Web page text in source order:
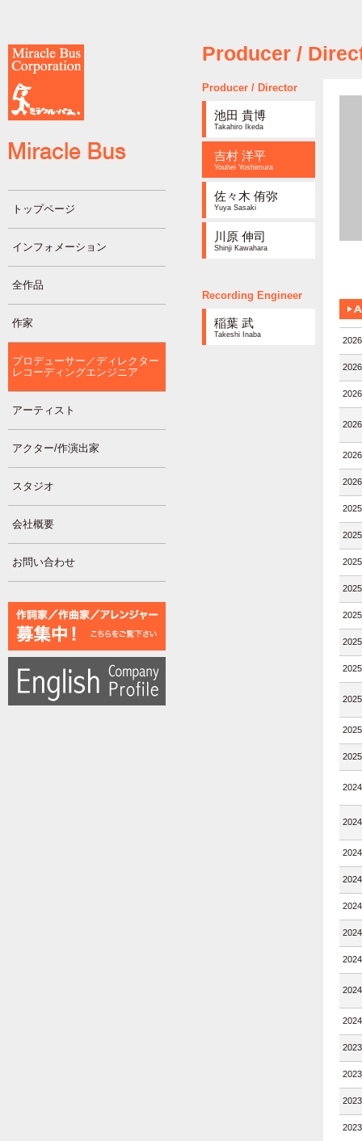
トップページ
インフォメーション
全作品
作家
プロデューサー／ディレクター
レコーディングエンジニア
アーティスト
アクター/作演出家
スタジオ
会社概要
お問い合わせ
Producer /
Producer / Director
池田 貴博
Takahiro Ikeda
吉村 洋平
Youhei Yoshimura
佐々木 侑弥
Yuya Sasaki
川原 伸司
Shinji Kawahara
Recording Engineer
稲葉 武
Takeshi Inaba